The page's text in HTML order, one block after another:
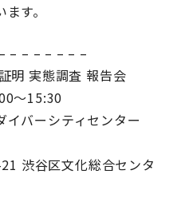
す。
– – – – – – –
明 実態調査 報告会
〜15:30
バーシティセンター
渋谷区文化総合センタ